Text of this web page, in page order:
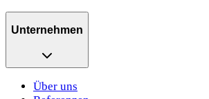
Unternehmen
Über uns